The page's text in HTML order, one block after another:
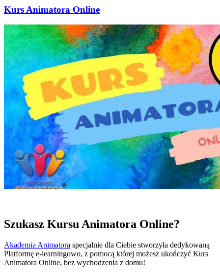
Kurs Animatora Online
Szukasz Kursu Animatora Online?
Akademia Animatora specjalnie dla Ciebie stworzyła dedykowaną
Platformę e-learningowo, z pomocą której możesz ukończyć Kurs
Animatora Online, bez wychodzenia z domu!